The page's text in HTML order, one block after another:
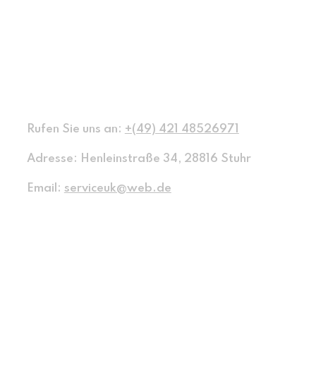
Rufen Sie uns an: +(49) 421 48526971
Adresse: Henleinstraße 34, 28816 Stuhr
Email: serviceuk@web.de